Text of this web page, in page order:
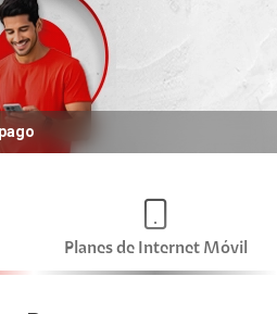
Planes de Internet Móvil